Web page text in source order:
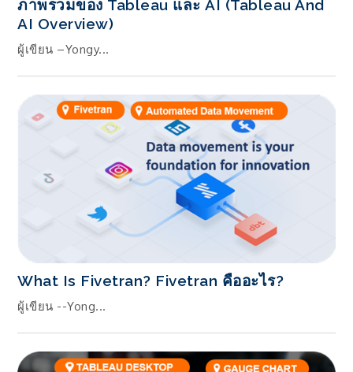
ภาพรวมของ Tableau และ AI (Tableau And
AI Overview)
ผู้เขียน –Yongy...
What Is Fivetran? Fivetran คืออะไร?
ผู้เขียน --Yong...